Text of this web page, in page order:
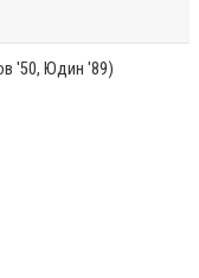
'50, Юдин '89)